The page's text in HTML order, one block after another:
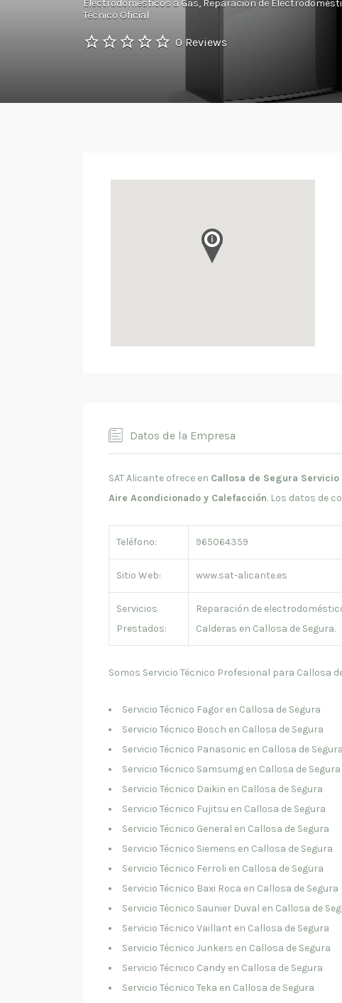
Electrodomésticos a Gas Reparación de
Técnico Oficial
0 Reviews
Datos de la Empresa
SAT Alicante ofrece en Callosa de Segura Servicio
Aire Acondicionado y Calefacción. Los datos de
Teléfono: 965064359
Sitio Web: www.sat-alicante.es
Servicios
Prestados:
Reparación de
Calderas en Callosa de Segura.
Somos Servicio Técnico Profesional para Callosa
Servicio Técnico Fagor en Callosa de Segura
Servicio Técnico Bosch en Callosa de Segura
Servicio Técnico Panasonic en Callosa de Segura
Servicio Técnico Samsumg en Callosa de Segura
Servicio Técnico Daikin en Callosa de Segura
Servicio Técnico Fujitsu en Callosa de Segura
Servicio Técnico General en Callosa de Segura
Servicio Técnico Siemens en Callosa de Segura
Servicio Técnico Ferroli en Callosa de Segura
Servicio Técnico Baxi Roca en Callosa de Segura
Servicio Técnico Saunier Duval en Callosa de
Servicio Técnico Vaillant en Callosa de Segura
Servicio Técnico Junkers en Callosa de Segura
Servicio Técnico Candy en Callosa de Segura
Servicio Técnico Teka en Callosa de Segura